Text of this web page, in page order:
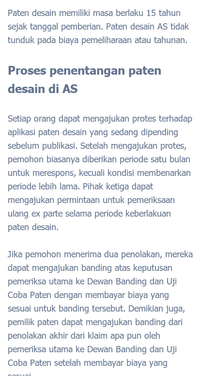
Paten desain memiliki masa berlaku 15 tahun
sejak tanggal pemberian. Paten desain AS tidak
tunduk pada biaya pemeliharaan atau tahunan.
Proses penentangan paten
desain di AS
Setiap orang dapat mengajukan protes terhadap
aplikasi paten desain yang sedang dipending
sebelum publikasi. Setelah mengajukan protes,
pemohon biasanya diberikan periode satu bulan
untuk merespons, kecuali kondisi membenarkan
periode lebih lama. Pihak ketiga dapat
mengajukan permintaan untuk pemeriksaan
ulang ex parte selama periode keberlakuan
paten desain.
Jika pemohon menerima dua penolakan, mereka
dapat mengajukan banding atas keputusan
pemeriksa utama ke Dewan Banding dan Uji
Coba Paten dengan membayar biaya yang
sesuai untuk banding tersebut. Demikian juga,
pemilik paten dapat mengajukan banding dari
penolakan akhir dari klaim apa pun oleh
pemeriksa utama ke Dewan Banding dan Uji
Coba Paten setelah membayar biaya yang